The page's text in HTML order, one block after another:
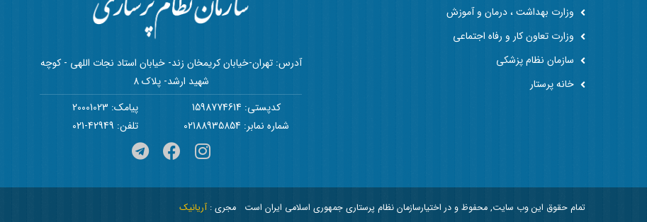
وزارت بهداشت ، درمان و آموزش
وزارت تعاون کار و رفاه اجتماعی
سازمان نظام پزشکی
خانه پرستار
آدرس: تهران-خیابان کریمخان زند- خیابان استاد نجات اللهی - کوچه
شهید ارشد- پلاک 8
کدپستی: 1598774614
پیامک: 20001023
شماره نمابر: 02188935854
تلفن: 42949-021
تمام حقوق این وب سایت, محفوظ و در اختیارسازمان نظام پرستاری جمهوری اسلامی ایران است مجری :آریانیک